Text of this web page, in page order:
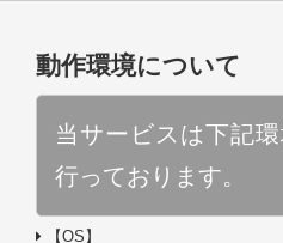
動作環境について
当サービスは下記
行っております。
【OS】